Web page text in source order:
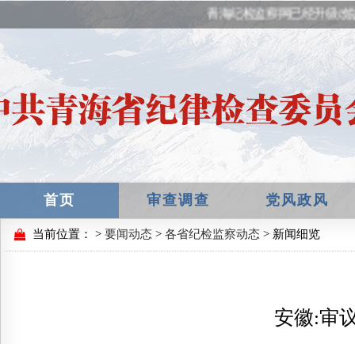
青海纪检监察网已经升级改
首页 审查调查 党风政风
当前位置： > 要闻动态 > 各省纪检监察动态 > 新闻细览
安徽:审